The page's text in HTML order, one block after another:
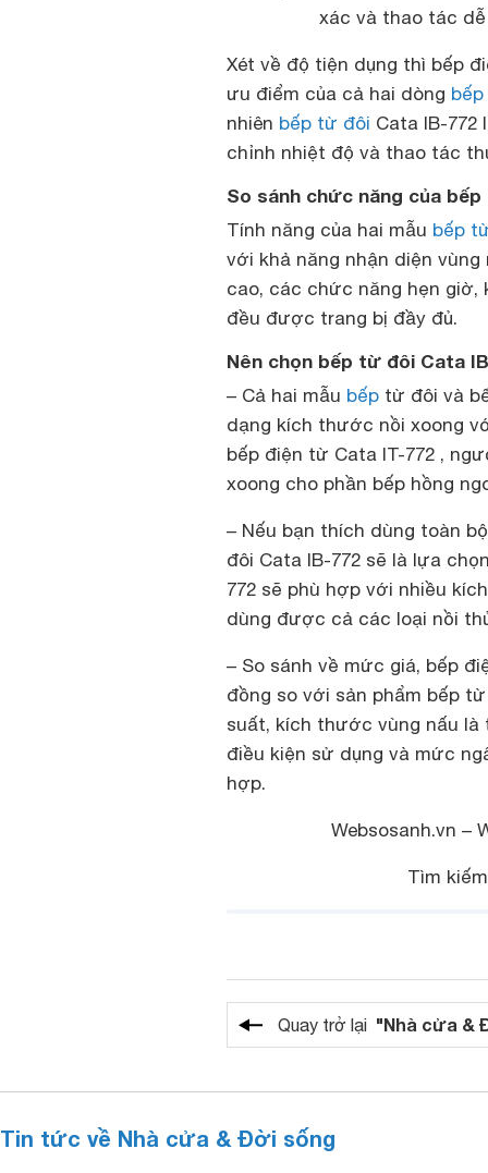
xác và thao tác
Xét về độ tiện dụng thì bếp
ưu điểm của cả hai dòng
nhiên bếp từ đôi Cata IB-
chỉnh nhiệt độ và thao tác
So sánh chức năng của
Tính năng của hai mẫu bếp
với khả năng nhận diện
cao, các chức năng hẹn giờ,
đều được trang bị đầy đủ.
Nên chọn bếp từ đôi Cata
– Cả hai mẫu bếp từ đôi và
dạng kích thước nồi xoong
bếp điện từ Cata IT-772 ,
xoong cho phần bếp hồng
– Nếu bạn thích dùng toàn
đôi Cata IB-772 sẽ là lựa
772 sẽ phù hợp với nhiều
dùng được cả các loại nồi
– So sánh về mức giá, bếp
đồng so với sản phẩm bếp
suất, kích thước vùng nấu
điều kiện sử dụng và mức
hợp.
Websosanh.vn –
Tìm
Quay trở lại "Nhà cửa &
Tin tức về Nhà cửa & Đời sống